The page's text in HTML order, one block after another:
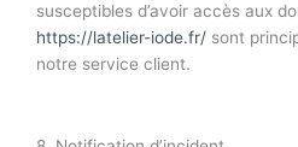
susceptibles d’avoir accès aux
https://latelier-iode.fr/ sont
notre service client.